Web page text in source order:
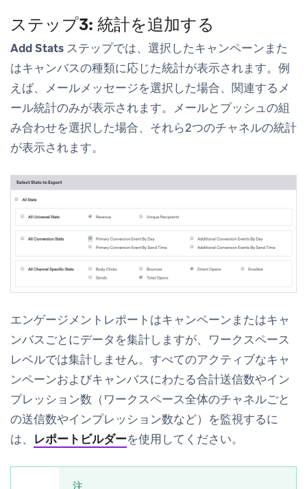
ステップ3: 統計を追加する
Add Stats ステップでは、選択したキャンペーンまた
はキャンバスの種類に応じた統計が表示されます。例
えば、メールメッセージを選択した場合、関連するメ
ール統計のみが表示されます。メールとプッシュの組
み合わせを選択した場合、それら2つのチャネルの統計
が表示されます。
エンゲージメントレポートはキャンペーンまたはキャ
ンバスごとにデータを集計しますが、ワークスペース
レベルでは集計しません。すべてのアクティブなキャ
ンペーンおよびキャンバスにわたる合計送信数やイン
プレッション数（ワークスペース全体のチャネルごと
の送信数やインプレッション数など）を監視するに
は、 レポートビルダーを使用してください。
注